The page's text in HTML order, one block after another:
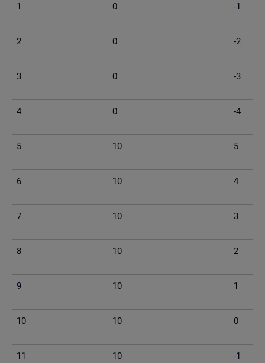
1 0 -1
2 0 -2
3 0 -3
4 0 -4
5 10 5
6 10 4
7 10 3
8 10 2
9 10 1
10 10 0
11 10 -1